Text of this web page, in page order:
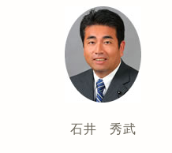
石井 秀武